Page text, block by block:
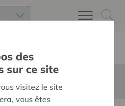
ins Deutsche übersetzt
des
sur ce site
visitez le site
vous êtes